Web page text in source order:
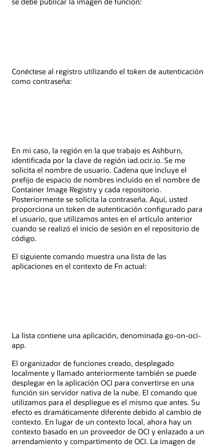
Conéctese al registro utilizando el token de autenticación
como contraseña:
En mi caso, la región en la que trabajo es Ashburn,
identificada por la clave de región iad.ocir.io. Se me
solicita el nombre de usuario. Cadena que incluye el
prefijo de espacio de nombres incluido en el nombre de
Container Image Registry y cada repositorio.
Posteriormente se solicita la contraseña. Aquí, usted
proporciona un token de autenticación configurado para
el usuario, que utilizamos antes en el artículo anterior
cuando se realizó el inicio de sesión en el repositorio de
código.
El siguiente comando muestra una lista de las
aplicaciones en el contexto de Fn actual:
La lista contiene una aplicación, denominada go-on-oci-
app.
El organizador de funciones creado, desplegado
localmente y llamado anteriormente también se puede
desplegar en la aplicación OCI para convertirse en una
función sin servidor nativa de la nube. El comando que
utilizamos para el despliegue es el mismo que antes. Su
efecto es dramáticamente diferente debido al cambio de
contexto. En lugar de un contexto local, ahora hay un
contexto basado en un proveedor de OCI y enlazado a un
arrendamiento y compartimento de OCI. La imagen de